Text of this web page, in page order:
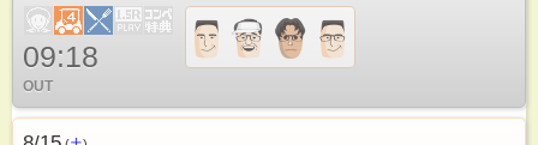
09:18
OUT